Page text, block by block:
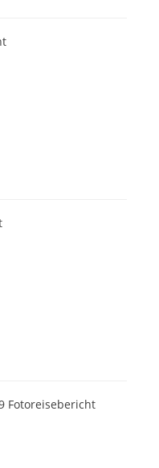
Fotoreisebericht